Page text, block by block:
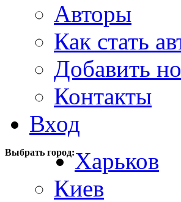
Авторы
Как стать
Добавить
Контакты
Вход
Выбрать город:Харьков
Киев